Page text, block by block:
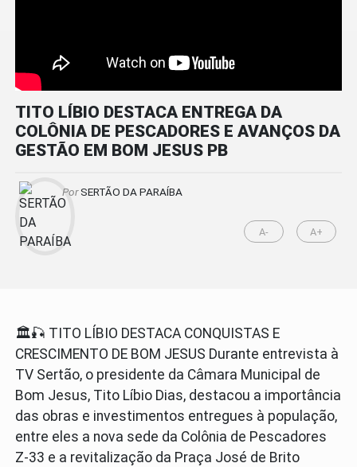
TITO LÍBIO DESTACA ENTREGA DA
COLÔNIA DE PESCADORES E AVANÇOS DA
GESTÃO EM BOM JESUS PB
PorSERTÃO DA PARAÍBA
A- A+
🏛️🎣 TITO LÍBIO DESTACA CONQUISTAS E
CRESCIMENTO DE BOM JESUS Durante entrevista à
TV Sertão, o presidente da Câmara Municipal de
Bom Jesus, Tito Líbio Dias, destacou a importância
das obras e investimentos entregues à população,
entre eles a nova sede da Colônia de Pescadores
Z-33 e a revitalização da Praça José de Brito